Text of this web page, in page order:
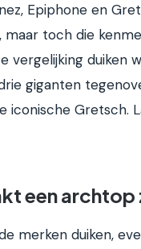
Epiphone en
maar toch die
vergelijking duiken
giganten
iconische Gretsch.
een archtop
merken duiken,